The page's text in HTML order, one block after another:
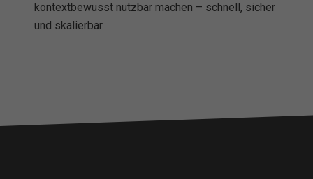
kontextbewusst nutzbar machen – schnell, sicher
und skalierbar.